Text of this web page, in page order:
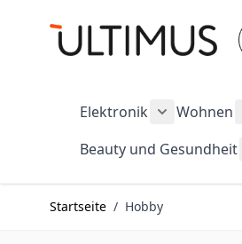
Elektronik
Wohnen
Beauty und Gesundheit
Startseite / Hobby